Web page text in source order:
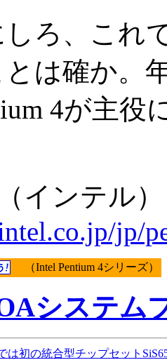
ろ、これ
は確か。
4が主
インテル）
jp/
（Intel Pentium 4シリーズ）
システム
は初の統合型チップセット